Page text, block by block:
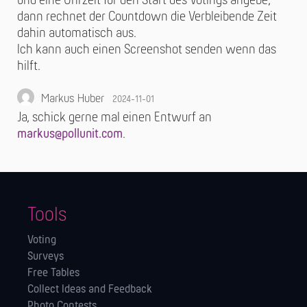
dann rechnet der Countdown die Verbleibende Zeit
dahin automatisch aus.
Ich kann auch einen Screenshot senden wenn das
hilft.
Markus Huber 2024-11-01
Ja, schick gerne mal einen Entwurf an
markus@pollunit.com.
Tools
Voting
Surveys
Free Tables
Collect Ideas and Feedback